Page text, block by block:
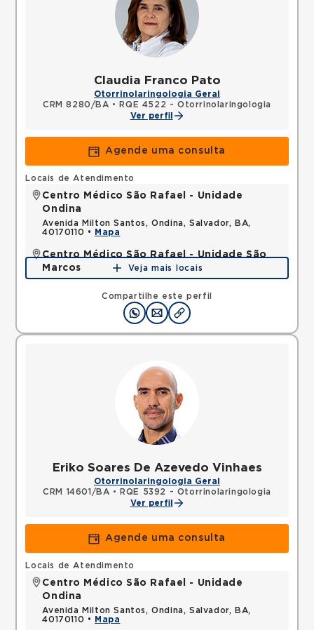
Claudia Franco Pato
Otorrinolaringologia Geral
CRM 8280/BA •
RQE 4522 - Otorrinolaringologia
Ver perfil
Agende uma consulta
Compartilhe este perfil
Locais de Atendimento
Centro Médico São Rafael - Unidade
Ondina
Avenida Milton Santos, Ondina, Salvador, BA,
40170110 •
Mapa
Centro Médico São Rafael - Unidade São
Marcos
Rua Sao Rafael, Sao Marcos, Salvador, BA,
Mapa
Veja mais locais
Eriko Soares De Azevedo Vinhaes
Otorrinolaringologia Geral
CRM 14601/BA •
RQE 5392 - Otorrinolaringologia
Ver perfil
Agende uma consulta
Locais de Atendimento
Centro Médico São Rafael - Unidade
Ondina
Avenida Milton Santos, Ondina, Salvador, BA,
40170110 •
Mapa